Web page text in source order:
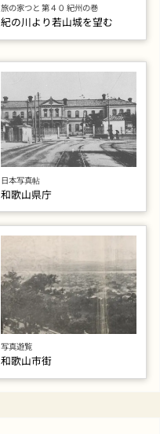
旅の家つと 第４０ 紀州の巻
紀の川より若山城を望む
日本写真帖
和歌山県庁
写真遊覧
和歌山市街